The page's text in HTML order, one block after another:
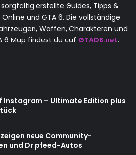
erstellte Guides, Tipps &
Online und GTA 6. Die vollständige
Waffen, Charakteren und
6 Map findest du auf GTADB.net.
Instagram – Ultimate Edition plus
neue Community-
und Dripfeed-Autos